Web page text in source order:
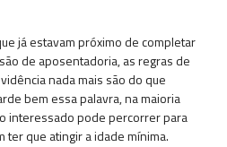
já estavam próximo de completar
de aposentadoria, as regras de
nada mais são do que
bem essa palavra, na maioria
interessado pode percorrer para
que atingir a idade mínima.